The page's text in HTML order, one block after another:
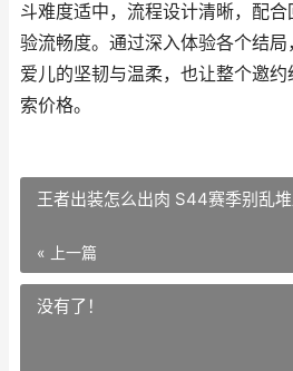
斗难度适中，流程设计清晰，配
验流畅度。通过深入体验各个结
爱儿的坚韧与温柔，也让整个邀
索价格。
王者出装怎么出肉 S44赛季别乱
« 上一篇
没有了！